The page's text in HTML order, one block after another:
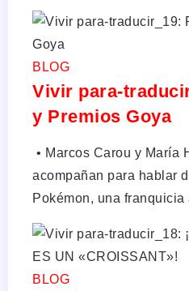
BLOG
Vivir para-
y Premios Goya
•⁠ Marcos Carou y María
acompañan para hablar
Pokémon, una
BLOG